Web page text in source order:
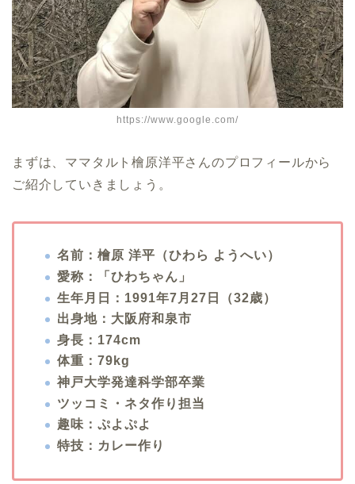
https://www.google.com/
まずは、ママタルト檜原洋平さんのプロフィールから
ご紹介していきましょう。
名前：檜原 洋平（ひわら ようへい）
愛称：「ひわちゃん」
生年月日：1991年7月27日（32歳）
出身地：大阪府和泉市
身長：174cm
体重：79kg
神戸大学発達科学部卒業
ツッコミ・ネタ作り担当
趣味：ぷよぷよ
特技：カレー作り